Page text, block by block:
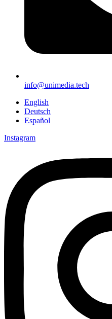
info@unimedia.tech
English
Deutsch
Español
Instagram